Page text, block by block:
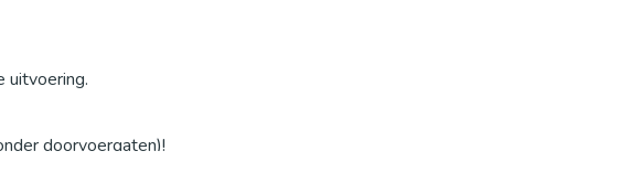
uitvoering.
doorvoergaten)!